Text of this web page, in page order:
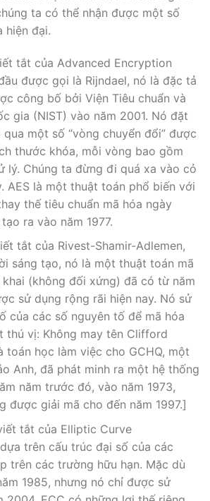
ta có thể nhận được một số
hiện đại.
tắt của Advanced Encryption
được gọi là Rijndael, nó là đặc tả
công bố bởi Viện Tiêu chuẩn và
gia (NIST) vào năm 2001. Nó đặt
một số “vòng chuyển đổi” được
thước khóa, mỗi vòng bao gồm
lý. Chúng ta đừng đi quá xa vào cỏ
AES là một thuật toán phổ biến với
thế tiêu chuẩn mã hóa ngày
ra vào năm 1977.
tắt của Rivest-Shamir-Adlemen,
sáng tạo, nó là một thuật toán mã
(không đối xứng) đã có từ năm
sử dụng rộng rãi hiện nay. Nó sử
của các số nguyên tố để mã hóa
thú vị: Không may tên Clifford
toán học làm việc cho GCHQ, một
Anh, đã phát minh ra một hệ thống
năm trước đó, vào năm 1973,
được giải mã cho đến năm 1997.]
tắt của Elliptic Curve
trên cấu trúc đại số của các
trên các trường hữu hạn. Mặc dù
1985, nhưng nó chỉ được sử